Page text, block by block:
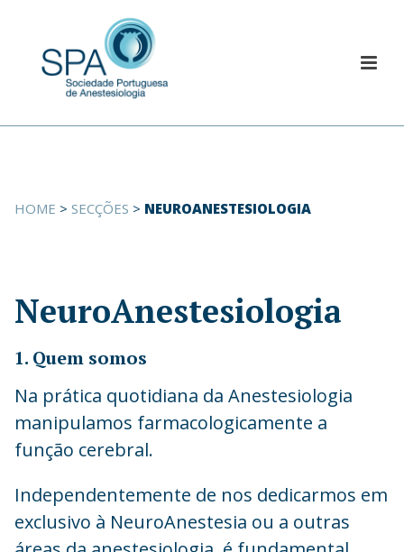
HOME > SECÇÕES > NEUROANESTESIOLOGIA
NeuroAnestesiologia
1. Quem somos
Na prática quotidiana da Anestesiologia
manipulamos farmacologicamente a
função cerebral.
Independentemente de nos dedicarmos em
exclusivo à NeuroAnestesia ou a outras